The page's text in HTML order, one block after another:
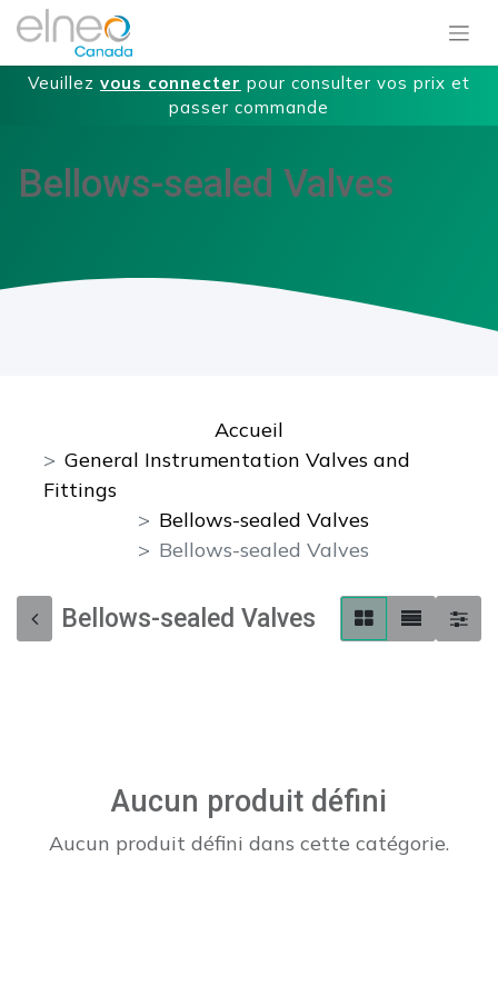
Veuillez vous connecter pour consulter vos prix et
passer commande
Bellows-sealed Valves
Accueil
General Instrumentation Valves and
Fittings
Bellows-sealed Valves
Bellows-sealed Valves
Bellows-sealed Valves
Aucun produit défini
Aucun produit défini dans cette catégorie.